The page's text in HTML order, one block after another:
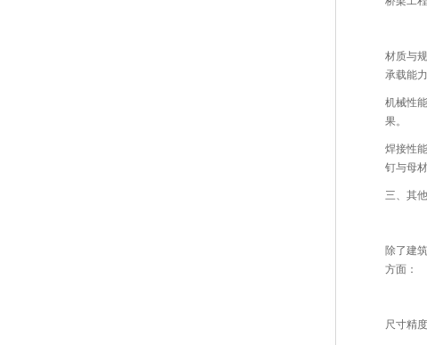
材质与
承载能
机械性
果。
焊接性
钉与母
三、其
除了建
方面：
尺寸精